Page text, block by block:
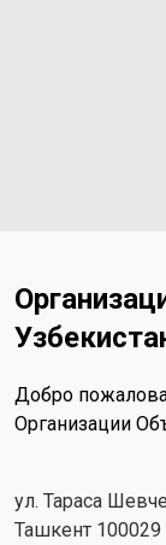
Добро
Организации
ул. Тараса
Ташкент 100029